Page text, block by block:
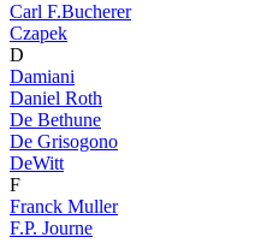
Carl F.Bucherer
Czapek
D
Damiani
Daniel Roth
De Bethune
De Grisogono
DeWitt
F
Franck Muller
F.P. Journe